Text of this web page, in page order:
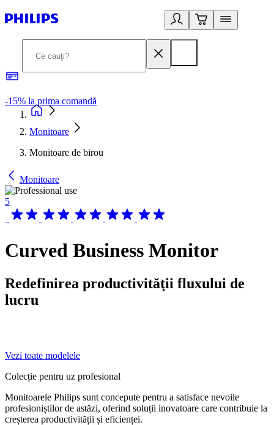
-15% la prima comandă
Monitoare
Monitoare de birou
Monitoare
5
Curved Business Monitor
Redefinirea productivităţii fluxului de
lucru
Vezi toate modelele
Colecție pentru uz profesional
Monitoarele Philips sunt concepute pentru a satisface nevoile
profesioniștilor de astăzi, oferind soluții inovatoare care contribuie la
creșterea productivității și eficienței.